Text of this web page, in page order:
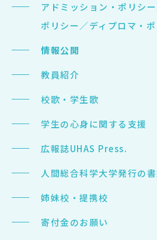
アドミッション・ポリシ
ポリシー／ディプロマ・ポ
情報公開
教員紹介
校歌・学生歌
学生の心身に関する支援
広報誌UHAS Press.
人間総合科学大学発行の
姉妹校・提携校
寄付金のお願い